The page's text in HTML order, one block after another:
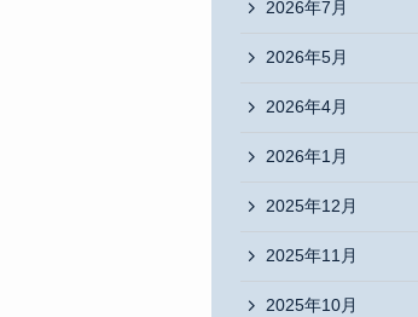
2026年7月
2026年5月
2026年4月
2026年1月
2025年12月
2025年11月
2025年10月